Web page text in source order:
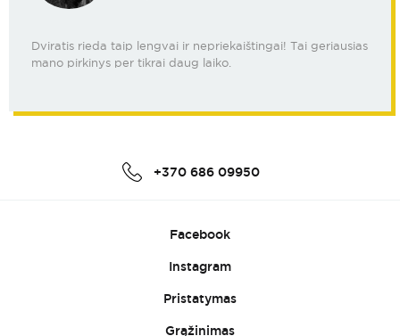
Dviratis rieda taip lengvai ir nepriekaištingai! Tai geriausias
mano pirkinys per tikrai daug laiko.
+370 686 09950
Facebook
Instagram
Pristatymas
Grąžinimas